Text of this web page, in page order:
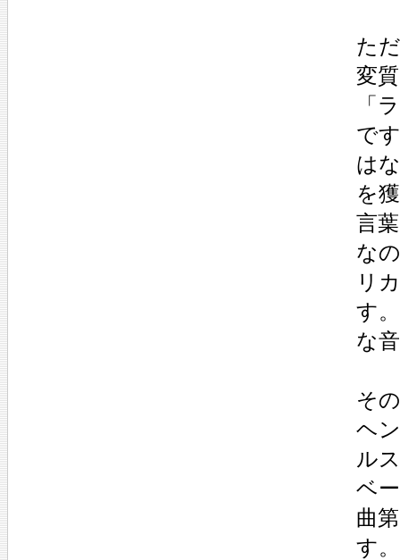
た
変
「
で
は
を
言
な
リ
す
な
そ
ヘ
ル
ベ
曲
す。